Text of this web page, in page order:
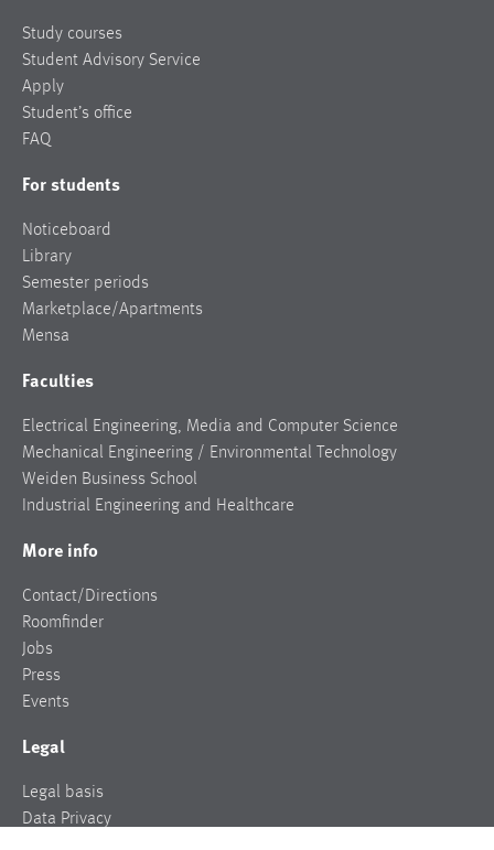
Study courses
Student Advisory Service
Apply
Student’s office
FAQ
For students
Noticeboard
Library
Semester periods
Marketplace/Apartments
Mensa
Faculties
Electrical Engineering, Media and Computer Science
Mechanical Engineering / Environmental Technology
Weiden Business School
Industrial Engineering and Healthcare
More info
Contact/Directions
Roomfinder
Jobs
Press
Events
Legal
Legal basis
Data Privacy